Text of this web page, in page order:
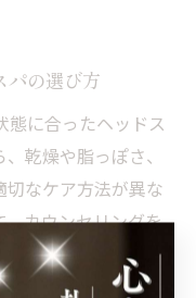
パの選び方
態に合ったヘッドス
乾燥や脂っぽさ、
切なケア方法が異な
カウンセリングを
しているサロンを
前にしっかりと頭